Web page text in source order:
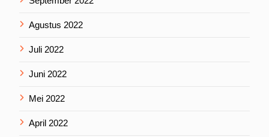
Agustus 2022
Juli 2022
Juni 2022
Mei 2022
April 2022